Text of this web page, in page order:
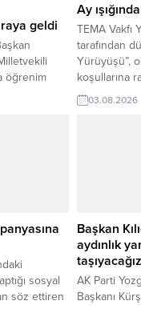
geldi
öğrenim
huzur
Ay
TEMA Vakfı
tarafından
Yürüyüşü”,
koşullarına
Çeşka
Doğayla iç
cuma
03.08.2026
sosyal
söz ettiren
Başkan
aydınlık
taşıyacağız
AK Parti
Başkanı